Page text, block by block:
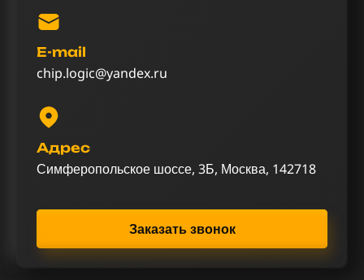
E-mail
chip.logic@yandex.ru
Адрес
Симферопольское шоссе, 3Б, Москва, 142718
Заказать звонок